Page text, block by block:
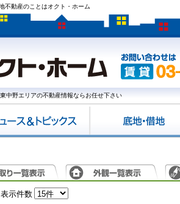
不動産のことはオクト・ホーム
中野エリアの不動産情報ならお任せ下さい
表示件数